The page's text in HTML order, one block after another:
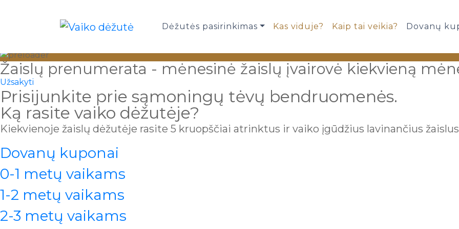
Dėžutės pasirinkimas Kas viduje? Kaip tai veikia? Dovanų
Žaislų prenumerata - mėnesinė žaislų įvairovė kiekvieną
Užsakyti
Prisijunkite prie sąmoningų tėvų bendruomenės.
Ką rasite vaiko dėžutėje?
Kiekvienoje žaislų dėžutėje rasite 5 kruopščiai atrinktus ir vaiko įgūdžius lavinančius
Dovanų kuponai
0-1 metų vaikams
1-2 metų vaikams
2-3 metų vaikams